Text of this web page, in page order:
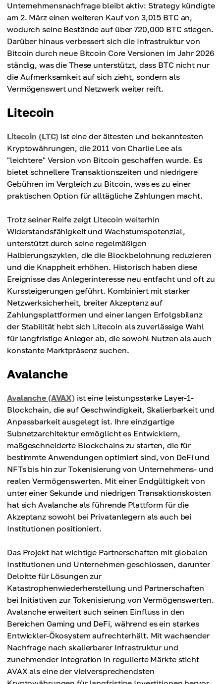
Unternehmensnachfrage bleibt aktiv: Strategy kündigte
am 2. März einen weiteren Kauf von 3,015 BTC an,
wodurch seine Bestände auf über 720,000 BTC stiegen.
Darüber hinaus verbessert sich die Infrastruktur von
Bitcoin durch neue Bitcoin Core Versionen im Jahr 2026
ständig, was die These unterstützt, dass BTC nicht nur
die Aufmerksamkeit auf sich zieht, sondern als
Vermögenswert und Netzwerk weiter reift.
Litecoin
Litecoin (LTC) ist eine der ältesten und bekanntesten
Kryptowährungen, die 2011 von Charlie Lee als
"leichtere" Version von Bitcoin geschaffen wurde. Es
bietet schnellere Transaktionszeiten und niedrigere
Gebühren im Vergleich zu Bitcoin, was es zu einer
praktischen Option für alltägliche Zahlungen macht.
Trotz seiner Reife zeigt Litecoin weiterhin
Widerstandsfähigkeit und Wachstumspotenzial,
unterstützt durch seine regelmäßigen
Halbierungszyklen, die die Blockbelohnung reduzieren
und die Knappheit erhöhen. Historisch haben diese
Ereignisse das Anlegerinteresse neu entfacht und oft zu
Kurssteigerungen geführt. Kombiniert mit starker
Netzwerksicherheit, breiter Akzeptanz auf
Zahlungsplattformen und einer langen Erfolgsbilanz
der Stabilität hebt sich Litecoin als zuverlässige Wahl
für langfristige Anleger ab, die sowohl Nutzen als auch
konstante Marktpräsenz suchen.
Avalanche
Avalanche (AVAX) ist eine leistungsstarke Layer-1-
Blockchain, die auf Geschwindigkeit, Skalierbarkeit und
Anpassbarkeit ausgelegt ist. Ihre einzigartige
Subnetzarchitektur ermöglicht es Entwicklern,
maßgeschneiderte Blockchains zu starten, die für
bestimmte Anwendungen optimiert sind, von DeFi und
NFTs bis hin zur Tokenisierung von Unternehmens- und
realen Vermögenswerten. Mit einer Endgültigkeit von
unter einer Sekunde und niedrigen Transaktionskosten
hat sich Avalanche als führende Plattform für die
Akzeptanz sowohl bei Privatanlegern als auch bei
Institutionen positioniert.
Das Projekt hat wichtige Partnerschaften mit globalen
Institutionen und Unternehmen geschlossen, darunter
Deloitte für Lösungen zur
Katastrophenwiederherstellung und Partnerschaften
bei Initiativen zur Tokenisierung von Vermögenswerten.
Avalanche erweitert auch seinen Einfluss in den
Bereichen Gaming und DeFi, während es ein starkes
Entwickler-Ökosystem aufrechterhält. Mit wachsender
Nachfrage nach skalierbarer Infrastruktur und
zunehmender Integration in regulierte Märkte sticht
AVAX als eine der vielversprechendsten